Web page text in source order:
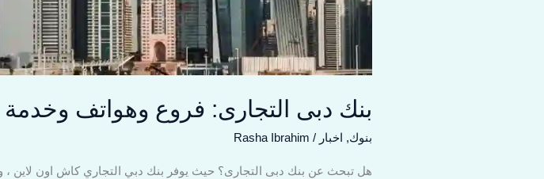
بنك دبى التجارى: فروع وهواتف
بنوك, اخبار /
Rasha Ibrahim
هل تبحث عن بنك دبى التجارى؟ حيث يوفر بنك دبي التجاري كاش اون لاين